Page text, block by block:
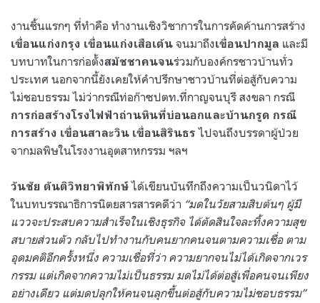
งานชิ้นแรกๆ ที่ทำคือ ทำงานเชิงวิชาการในการคัดค้านการสร้าง
เขื่อนแก่งกรุง เขื่อนแก่งเสือเต้น จนมาถึงเขื่อนปากมูล และมี
บทบาทในการก่อตั้งสมัชชาคนจนร่วมกับองค์กรชาวบ้านทั่ว
ประเทศ นอกจากนี้ยังเคยให้คำปรึกษาชาวบ้านที่ต่อสู้กับความ
ไม่ชอบธรรม ไม่ว่ากรณีท่อก๊าซปตท.ที่กาญจนบุรี สงขลา กรณี
การก่อสร้างโรงไฟฟ้าถ่านหินที่บ่อนอกและบ้านกรูด กรณี
การสร้าง เขื่อนสาละวิน เขื่อนสิรินธร ไปจนถึงบรรดาผู้ป่วย
จากมลพิษในโรงงานอุตสาหกรรม ฯลฯ
วันชัย ตันติวิทยาพิทักษ์ได้เขียนบันทึกถึงความเป็นวนิดาไว้
ในบทบรรณาธิการนิตยสารสารคดีว่า “มดในวัยสามสิบต้นๆ ผู้มี
แววจะประสบความสำเร็จในเชิงธุรกิจ ได้ตัดสินใจละทิ้งความสุข
สบายส่วนตัว กลับไปทำงานกับคนยากคนจนตามความเชื่อ ตาม
อุดมคติอีกครั้งหนึ่ง ความเชื่อที่ว่า ความยากจนไม่ได้เกิดจากเวร
กรรม แต่เกิดจากความไม่เป็นธรรม มดไม่ได้ต่อสู้เพื่อคนจนเพียง
อย่างเดียว แต่มดปลุกให้คนจนลุกขึ้นต่อสู้กับความไม่ชอบธรรม”